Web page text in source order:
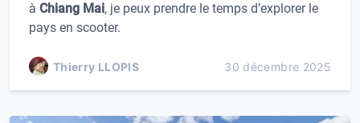
à Chiang Mai, je peux prendre le temps d’explorer le
pays en scooter.
Thierry LLOPIS 30 décembre 2025